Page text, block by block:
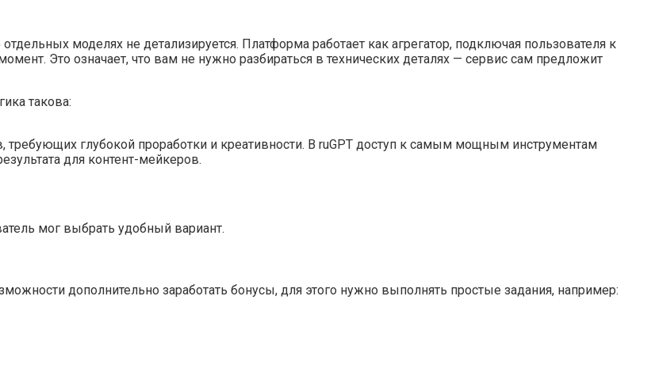
моделях не детализируется. Платформа работает как агрегатор, подключая пользователя к
Это означает, что вам не нужно разбираться в технических деталях — сервис сам предложит
такова:
глубокой проработки и креативности. В ruGPT доступ к самым мощным инструментам
для контент-мейкеров.
мог выбрать удобный вариант.
дополнительно заработать бонусы, для этого нужно выполнять простые задания, например: